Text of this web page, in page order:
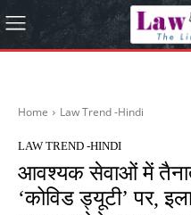
Home Law Trend -Hindi
LAW TREND -HINDI
आवश्यक सेवाओं में तैनात
‘कोविड ड्यूटी’ पर,